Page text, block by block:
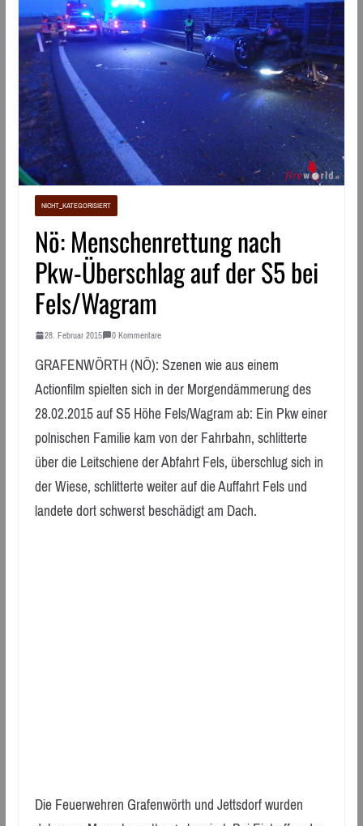
NICHT_KATEGORISIERT
Nö: Menschenrettung nach
Pkw-Überschlag auf der S5 bei
Fels/Wagram
28. Februar 2015 0 Kommentare
GRAFENWÖRTH (NÖ): Szenen wie aus einem
Actionfilm spielten sich in der Morgendämmerung des
28.02.2015 auf S5 Höhe Fels/Wagram ab: Ein Pkw einer
polnischen Familie kam von der Fahrbahn, schlitterte
über die Leitschiene der Abfahrt Fels, überschlug sich in
der Wiese, schlitterte weiter auf die Auffahrt Fels und
landete dort schwerst beschädigt am Dach.
Die Feuerwehren Grafenwörth und Jettsdorf wurden